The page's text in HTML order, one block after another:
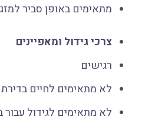
מתאימים באופן סביר
צרכי גידול ומאפיינים
רגישים
לא מתאימים לחיים בדירת
לא מתאימים לגידול עבור